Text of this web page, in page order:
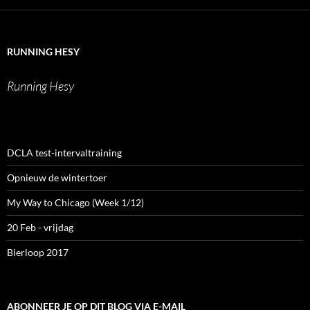
runninghesy
hesy_hesyWerner
LinkedIn
RUNNING HESY
Running Hesy
DCLA test-intervaltraining
Opnieuw de wintertoer
My Way to Chicago (Week 1/12)
20 Feb - vrijdag
Bierloop 2017
ABONNEER JE OP DIT BLOG VIA E-MAIL